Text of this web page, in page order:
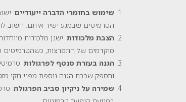
שימוש בחומרי הדברה ייעודיים
הטרמיטים שבמגע ישיר איתם. חשוב
הצבת מלכודות: ישנן מלכודות
מוקדמים של התפרצות, כשהטרמיטים
הגנה בעזרת סנטף לפרגולות:
ותספק שכבת הגנה נוספת מפני נזקי מזג
שמירה על ניקיון סביב הפרגולה: